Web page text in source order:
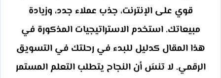
قوي على الإنترنت، جذب عملاء جدد، وزيادة
مبيعاتك. استخدم الاستراتيجيات المذكورة في
هذا المقال كدليل للبدء في رحلتك في التسويق
الرقمي. لا تنسَ أن النجاح يتطلب التعلم المستمر